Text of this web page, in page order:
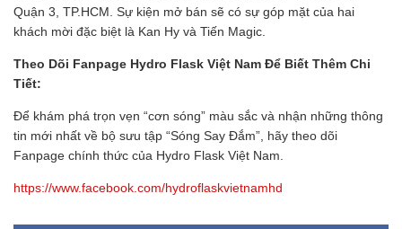
Quận 3, TP.HCM. Sự kiện mở bán sẽ có sự góp mặt của hai
khách mời đặc biệt là Kan Hy và Tiến Magic.
Theo Dõi Fanpage Hydro Flask Việt Nam Để Biết Thêm Chi
Tiết:
Để khám phá trọn vẹn “cơn sóng” màu sắc và nhận những thông
tin mới nhất về bộ sưu tập “Sóng Say Đắm”, hãy theo dõi
Fanpage chính thức của Hydro Flask Việt Nam.
https://www.facebook.com/hydroflaskvietnamhd